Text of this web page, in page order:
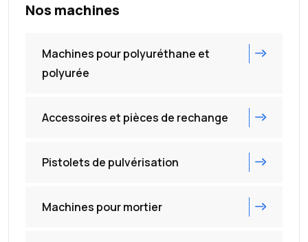
Nos machines
Machines pour polyuréthane et
polyurée
Accessoires et pièces de rechange
Pistolets de pulvérisation
Machines pour mortier